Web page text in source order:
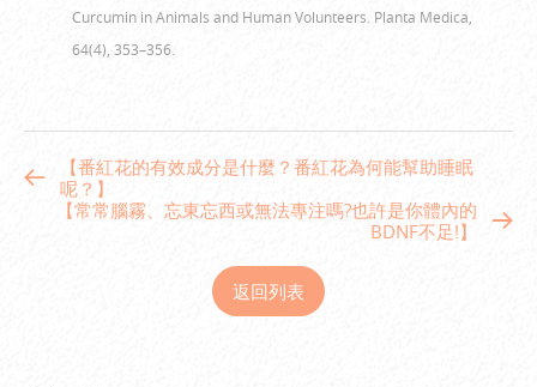
Curcumin in Animals and Human Volunteers. Planta Medica,
64(4), 353–356.
【番紅花的有效成分是什麼？番紅花為何能幫助睡眠
呢？】
【常常腦霧、忘東忘西或無法專注嗎?也許是你體內的
BDNF不足!】
返回列表